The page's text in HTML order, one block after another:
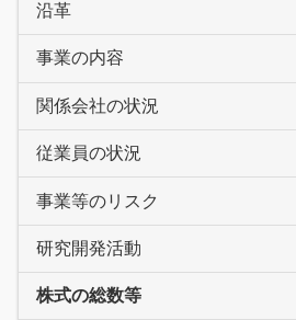
沿革
事業の内容
関係会社の状況
従業員の状況
事業等のリスク
研究開発活動
株式の総数等